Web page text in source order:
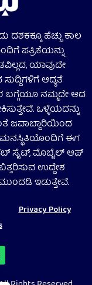
ದಶಕಕ್ಕೂ ಹೆಚ್ಚು ಕಾಲ
ಪತ್ರಿಕೆಯನ್ನು
ಯಾವುದೇ
ಆದ್ಯತೆ
ಬಗ್ಗೆಯೂ ನಮ್ಮದೇ ಆದ
ಒಳ್ಳೆಯದನ್ನು
ಜವಾಬ್ದಾರಿಯಿಂದ
ಮನಸ್ಥಿತಿಯೊಂದಿಗೆ ಈಗ
ಸೈಟ್‌, ಮೊಬೈಲ್‌ ಆಪ್‌
ಉದ್ದೇಶ
ಇಡುತ್ತೇವೆ.
Privacy Policy